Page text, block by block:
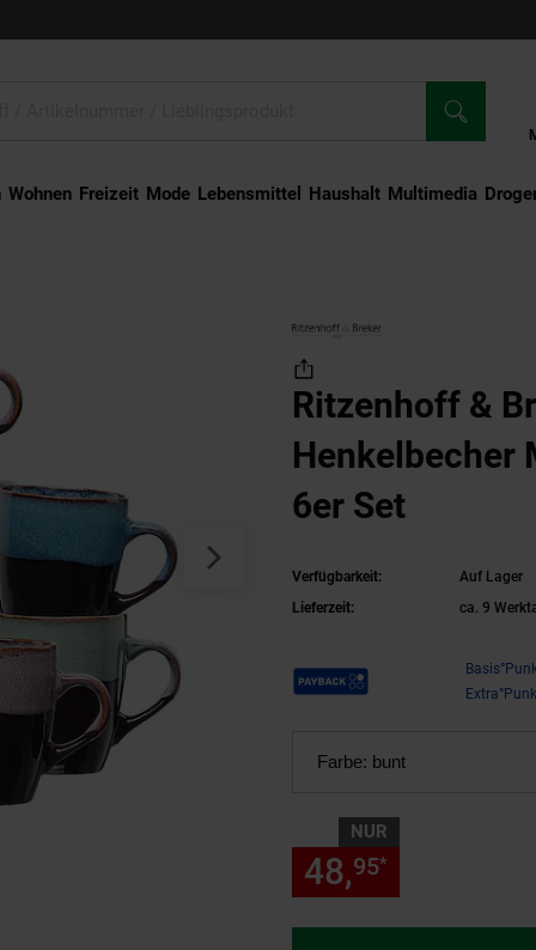
Wohnen Freizeit Mode Lebensmittel Haushalt Multimedia
Ritzenhoff &
Henkelbecher
6er Set
Verfügbarkeit:
Auf Lager
Lieferzeit:
ca. 9
Payback Punkte
Farbe: bunt
NUR
48,95*